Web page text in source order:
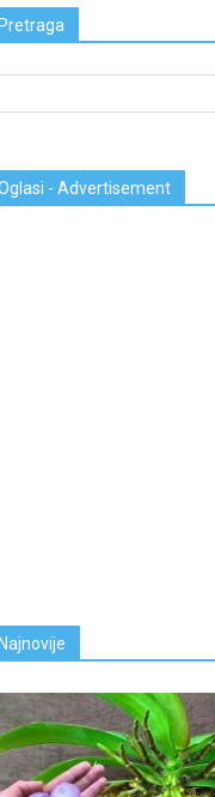
- Advertisement